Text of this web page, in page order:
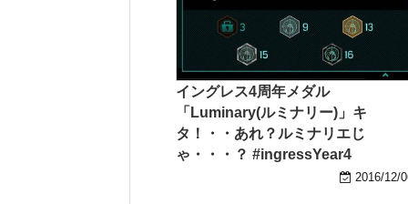
イングレス4周年メダル
「Luminary(ルミナリー)」キ
タ！・・あれ？ルミナリエじ
ゃ・・・？ #ingressYear4
2016/12/